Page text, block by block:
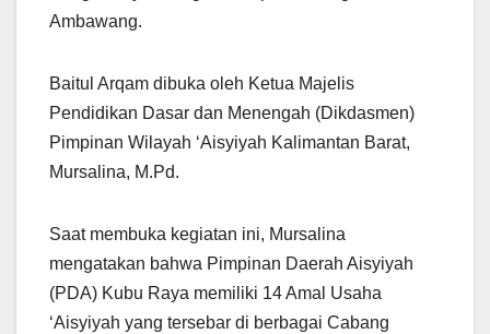
Ambawang.
Baitul Arqam dibuka oleh Ketua Majelis
Pendidikan Dasar dan Menengah (Dikdasmen)
Pimpinan Wilayah ‘Aisyiyah Kalimantan Barat,
Mursalina, M.Pd.
Saat membuka kegiatan ini, Mursalina
mengatakan bahwa Pimpinan Daerah Aisyiyah
(PDA) Kubu Raya memiliki 14 Amal Usaha
‘Aisyiyah yang tersebar di berbagai Cabang